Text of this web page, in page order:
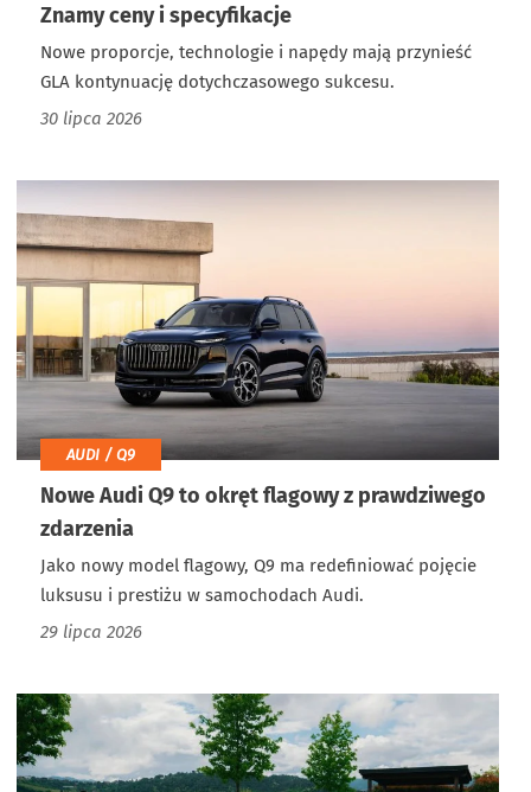
Znamy ceny i specyfikacje
Nowe proporcje, technologie i napędy mają przynieść
GLA kontynuację dotychczasowego sukcesu.
30 lipca 2026
AUDI / Q9
Nowe Audi Q9 to okręt flagowy z prawdziwego
zdarzenia
Jako nowy model flagowy, Q9 ma redefiniować pojęcie
luksusu i prestiżu w samochodach Audi.
29 lipca 2026